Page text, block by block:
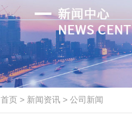
首页 > 新闻资讯 > 公司新闻